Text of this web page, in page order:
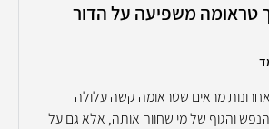
טראומה משפיעה על הדור
מראים שטראומה קשה עלולה
והגוף של מי שחווה אותה, אלא גם על